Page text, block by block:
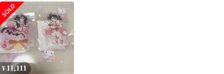
夢 SECE 虹ヶ咲学園
¥ 11,111